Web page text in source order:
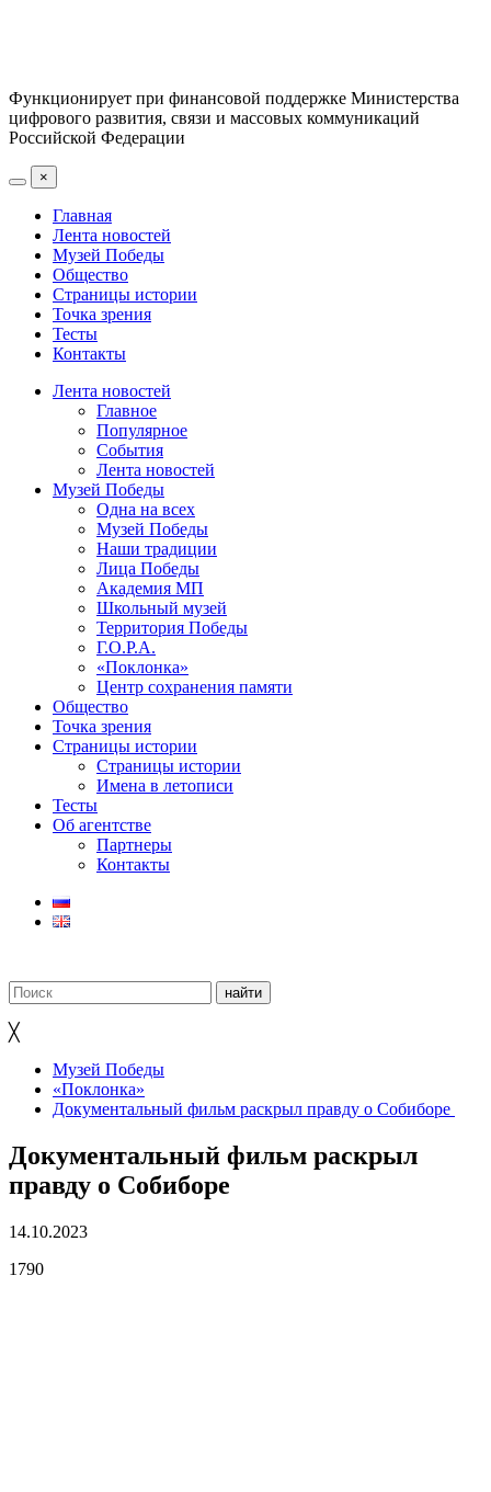
Функционирует при финансовой поддержке Министерства
цифрового развития, связи и массовых коммуникаций
Российской Федерации
×
Главная
Лента новостей
Музей Победы
Общество
Страницы истории
Точка зрения
Тесты
Контакты
Лента новостей
Главное
Популярное
События
Лента новостей
Музей Победы
Одна на всех
Музей Победы
Наши традиции
Лица Победы
Академия МП
Школьный музей
Территория Победы
Г.О.Р.А.
«Поклонка»
Центр сохранения памяти
Общество
Точка зрения
Страницы истории
Страницы истории
Имена в летописи
Тесты
Об агентстве
Партнеры
Контакты
╳
Музей Победы
«Поклонка»
Документальный фильм раскрыл правду о Собиборе
Документальный фильм раскрыл
правду о Собиборе
14.10.2023
1790